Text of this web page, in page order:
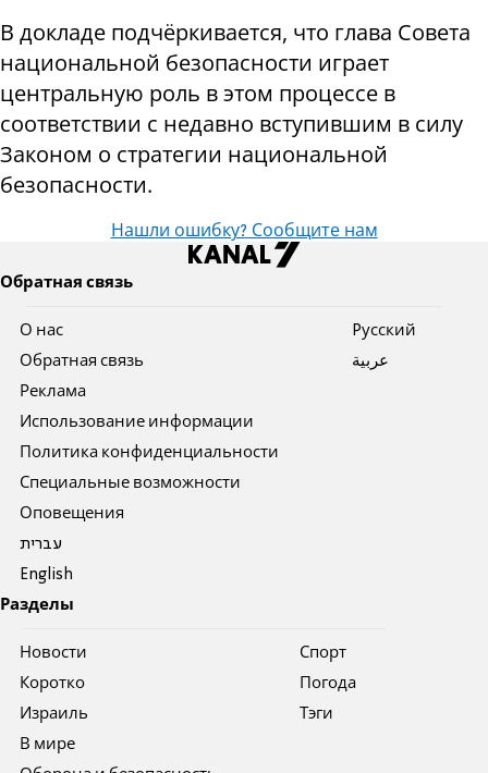
В докладе подчёркивается, что глава Совета
национальной безопасности играет
центральную роль в этом процессе в
соответствии с недавно вступившим в силу
Законом о стратегии национальной
безопасности.
Нашли ошибку? Сообщите нам
Обратная связь
О нас
Обратная связь
Реклама
Использование информации
Политика конфиденциальности
Специальные возможности
Оповещения
עברית
English
Pусский
عربية
Разделы
Новости
Коротко
Израиль
В мире
Спорт
Погода
Тэги